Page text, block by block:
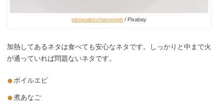
pasqualeschiavoneph / Pixabay
加熱してあるネタは食べても安心なネタです。しっかりと中まで火
が通っていれば問題ないネタです。
ボイルエビ
煮あなご